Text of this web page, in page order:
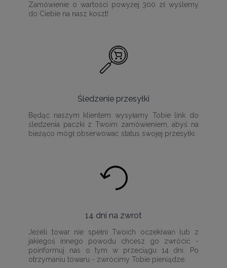
Zamówienie o wartości powyżej 300 zł wyślemy
do Ciebie na nasz koszt!
Śledzenie przesyłki
Będąc naszym klientem wysyłamy Tobie link do
śledzenia paczki z Twoim zamówieniem, abyś na
bieżąco mógł obserwować status swojej przesyłki.
14 dni na zwrot
Jeżeli towar nie spełni Twoich oczekiwań lub z
jakiegoś innego powodu chcesz go zwrócić -
poinformuj nas o tym w przeciągu 14 dni. Po
otrzymaniu towaru - zwrócimy Tobie pieniądze.